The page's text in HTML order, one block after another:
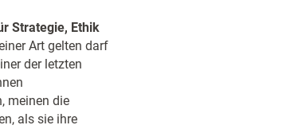
Strategie, Ethik
Art gelten darf
der letzten
meinen die
als sie ihre